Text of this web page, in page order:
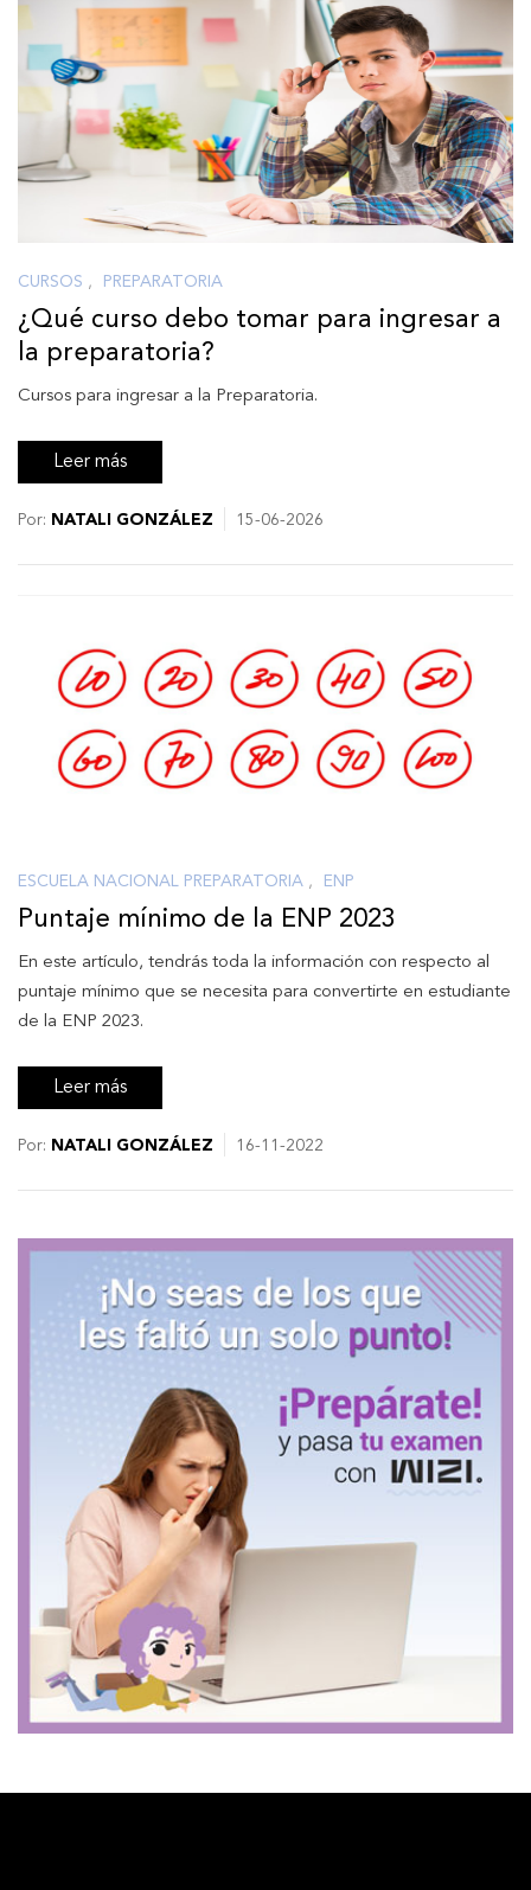
CURSOS , PREPARATORIA
¿Qué curso debo tomar para ingresar a
la preparatoria?
Cursos para ingresar a la Preparatoria.
Leer más
Por: NATALI GONZÁLEZ 15-06-2026
ESCUELA NACIONAL PREPARATORIA , ENP
Puntaje mínimo de la ENP 2023
En este artículo, tendrás toda la información con respecto al
puntaje mínimo que se necesita para convertirte en estudiante
de la ENP 2023.
Leer más
Por: NATALI GONZÁLEZ 16-11-2022